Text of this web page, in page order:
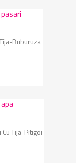
Buburuza
Tija-Pitigoi